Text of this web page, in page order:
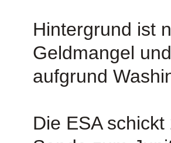
Hintergrund ist
Geldmangel
aufgrund
Die ESA